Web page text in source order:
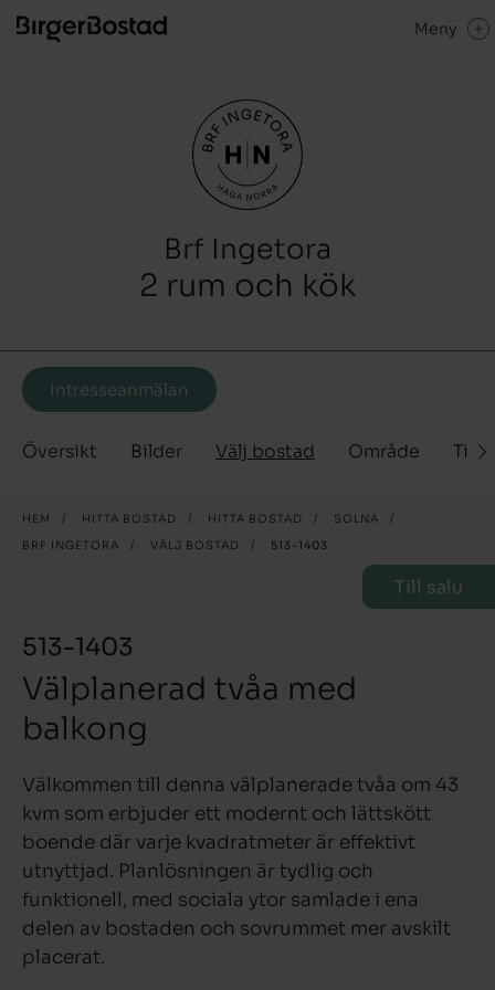
Meny
Brf Ingetora
2 rum och kök
Intresseanmälan
Översikt Bilder Välj bostad Område
HEM / HITTA BOSTAD / HITTA BOSTAD / SOLNA
/
BRF INGETORA
/ VÄLJ BOSTAD / 513-1403
Till salu
513-1403
Välplanerad tvåa med
balkong
Välkommen till denna välplanerade tvåa om 43
kvm som erbjuder ett modernt och lättskött
boende där varje kvadratmeter är effektivt
utnyttjad. Planlösningen är tydlig och
funktionell, med sociala ytor samlade i ena
delen av bostaden och sovrummet mer avskilt
placerat.